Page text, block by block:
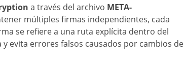
a través del archivo META-
múltiples firmas independientes, cada
se refiere a una ruta explícita dentro del
evita errores falsos causados por cambios de